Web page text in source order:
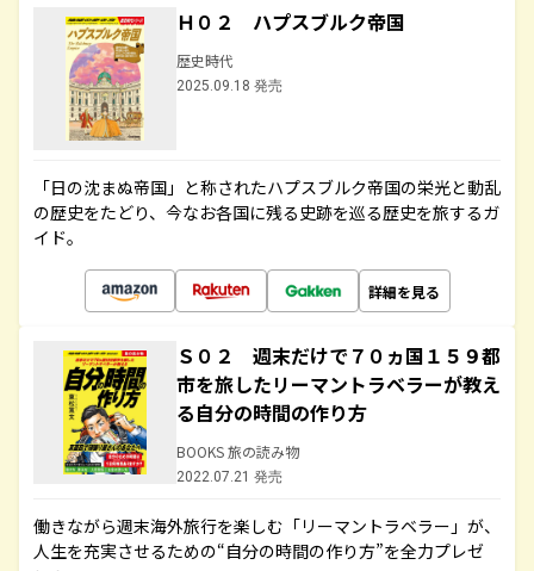
Ｈ０２ ハプスブルク帝国
歴史時代
2025.09.18 発売
「日の沈まぬ帝国」と称されたハプスブルク帝国の栄光と動乱
の歴史をたどり、今なお各国に残る史跡を巡る歴史を旅するガ
イド。
詳細を見る
Ｓ０２ 週末だけで７０ヵ国１５９都
市を旅したリーマントラベラーが教え
る自分の時間の作り方
BOOKS 旅の読み物
2022.07.21 発売
働きながら週末海外旅行を楽しむ「リーマントラベラー」が、
人生を充実させるための“自分の時間の作り方”を全力プレゼ